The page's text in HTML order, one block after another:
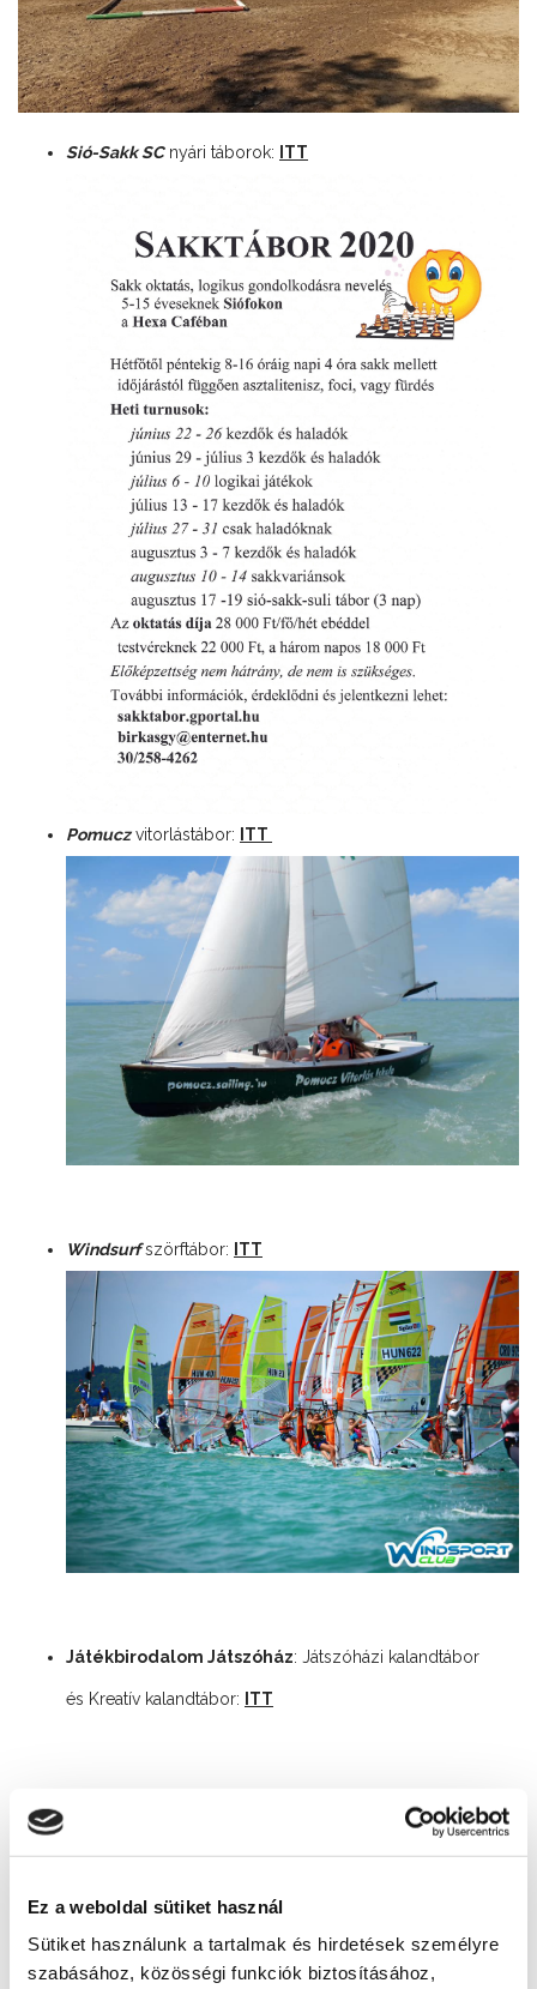
Ez a weboldal sütiket használ
Sütiket használunk a tartalmak és hirdetések személyre
szabásához, közösségi funkciók biztosításához,
Sió-Sakk SCnyári táborok: ITT
Pomuczvitorlástábor: ITT
Windsurfszörftábor: ITT
Játékbirodalom Játszóház: Játszóházi kalandtábor
és Kreatív kalandtábor: ITT
táborai: nyelvi-, sport- és
Boldog tábor: ITT